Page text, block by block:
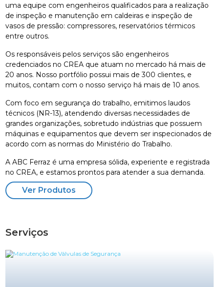
uma equipe com engenheiros qualificados para a realização
de inspeção e manutenção em caldeiras e inspeção de
vasos de pressão: compressores, reservatórios térmicos
entre outros.
Os responsáveis pelos serviços são engenheiros
credenciados no CREA que atuam no mercado há mais de
20 anos. Nosso portfólio possui mais de 300 clientes, e
muitos, contam com o nosso serviço há mais de 10 anos.
Com foco em segurança do trabalho, emitimos laudos
técnicos (NR-13), atendendo diversas necessidades de
grandes organizações, sobretudo indústrias que possuem
máquinas e equipamentos que devem ser inspecionados de
acordo com as normas do Ministério do Trabalho.
A ABC Ferraz é uma empresa sólida, experiente e registrada
no CREA, e estamos prontos para atender a sua demanda.
Ver Produtos
Serviços